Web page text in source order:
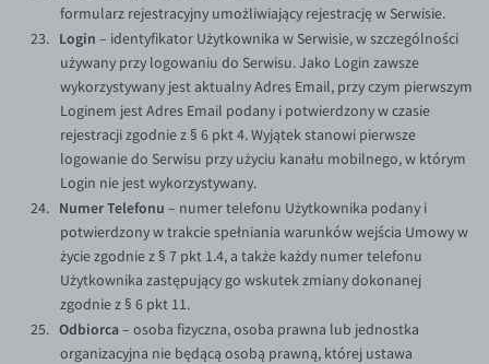
formularz rejestracyjny umożliwiający rejestrację w Serwisie.
Login – identyfikator Użytkownika w Serwisie, w szczególności
używany przy logowaniu do Serwisu. Jako Login zawsze
wykorzystywany jest aktualny Adres Email, przy czym pierwszym
Loginem jest Adres Email podany i potwierdzony w czasie
rejestracji zgodnie z § 6 pkt 4. Wyjątek stanowi pierwsze
logowanie do Serwisu przy użyciu kanału mobilnego, w którym
Login nie jest wykorzystywany.
Numer Telefonu – numer telefonu Użytkownika podany i
potwierdzony w trakcie spełniania warunków wejścia Umowy w
życie zgodnie z § 7 pkt 1.4, a także każdy numer telefonu
Użytkownika zastępujący go wskutek zmiany dokonanej
zgodnie z § 6 pkt 11.
Odbiorca– osoba fizyczna, osoba prawna lub jednostka
organizacyjna nie będącą osobą prawną, której ustawa